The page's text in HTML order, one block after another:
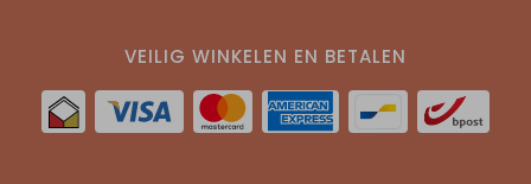
VEILIG WINKELEN EN BETALEN